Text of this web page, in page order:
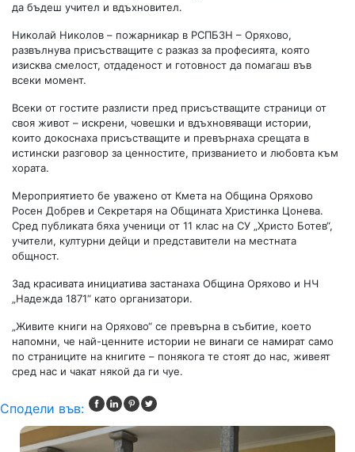
да бъдеш учител и вдъхновител.
Николай Николов – пожарникар в РСПБЗН – Оряхово,
развълнува присъстващите с разказ за професията, която
изисква смелост, отдаденост и готовност да помагаш във
всеки момент.
Всеки от гостите разлисти пред присъстващите страници от
своя живот – искрени, човешки и вдъхновяващи истории,
които докоснаха присъстващите и превърнаха срещата в
истински разговор за ценностите, призванието и любовта към
хората.
Мероприятието бе уважено от Кмета на Община Оряхово
Росен Добрев и Секретаря на Общината Христинка Цонева.
Сред публиката бяха ученици от 11 клас на СУ „Христо Ботев“,
учители, културни дейци и представители на местната
общност.
Зад красивата инициатива застанаха Община Оряхово и НЧ
„Надежда 1871“ като организатори.
„Живите книги на Оряхово“ се превърна в събитие, което
напомни, че най-ценните истории не винаги се намират само
по страниците на книгите – понякога те стоят до нас, живеят
сред нас и чакат някой да ги чуе.
Сподели във: